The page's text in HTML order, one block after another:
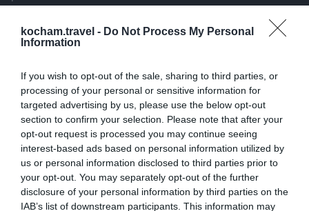
kocham.travel - Do Not Process My Personal
Information
If you wish to opt-out of the sale, sharing to third parties, or
processing of your personal or sensitive information for
targeted advertising by us, please use the below opt-out
section to confirm your selection. Please note that after your
opt-out request is processed you may continue seeing
interest-based ads based on personal information utilized by
us or personal information disclosed to third parties prior to
your opt-out. You may separately opt-out of the further
disclosure of your personal information by third parties on the
IAB’s list of downstream participants. This information may
1
Rodos: gdzie zjeść — lokalne klasyki
i street food?
To końcowe wspomnienie z naszej
greckiej przygody. Zobaczcie, gdzie
można zjeść na Rodos, odkrywając
lokalne klasyki i smaki street food. Ten
przewodnik pomoże Wam w wyborze
najlepszych restauracji, tawern oraz
kafejek, w których można skosztować
4 22.09.2025•4 min
Grecja. Sekrety Starego Miasta na
Rodos: co kryją uliczki Zakonu
Joannitów?
Odkryj z nami tajemnice jednego z
najlepiej zachowanych